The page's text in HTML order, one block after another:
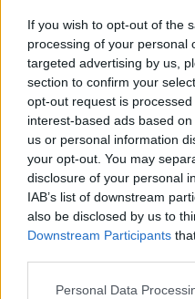
If you wish to opt-out of the
processing of your personal
targeted advertising by us,
section to confirm your
opt-out request is
interest-based ads based
us or personal information
your opt-out. You may
disclosure of your personal
IAB’s list of downstream
also be disclosed by us to
Downstream Participants
Please note that this
Personal Data
középpontjában a
politikai
A Stúdió K harmadik
bemutatkozási
alkotók számára. A
angyali üdvözletcímű
Szenteczki Zita, aki
színházrendező
szakirányon.Az angyali
Claudel , aki a XV.
közé, egy zűrzavaros és
liturgiával átszőtt
arra keres mai